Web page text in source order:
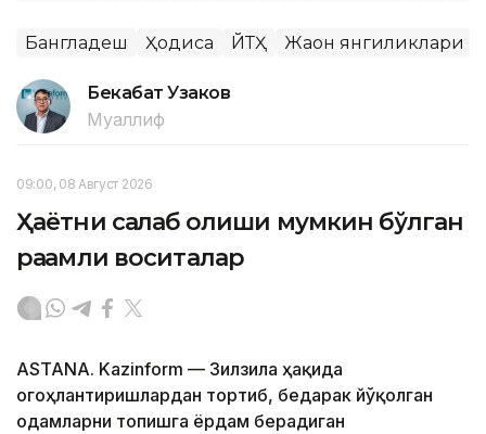
Бангладеш Ҳодиса ЙТҲ Жаҳон янгиликлари
Бекабат Узаков
Муаллиф
09:00, 08 Август 2026
Ҳаётни сақлаб қолиши мумкин бўлган
рақамли воситалар
ASTANA. Kazinform — Зилзила ҳақида
огоҳлантиришлардан тортиб, бедарак йўқолган
одамларни топишга ёрдам берадиган